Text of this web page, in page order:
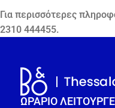
Για περισσότερες
2310 444455.
ΩΡΑΡΙΟ